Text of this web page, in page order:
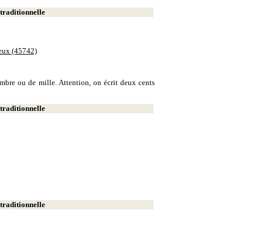
(45742)
ou de mille. Attention, on écrit deux cents